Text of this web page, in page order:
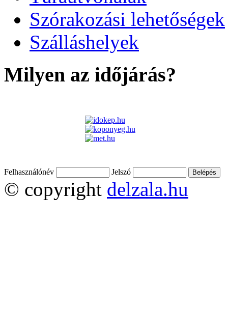
Szórakozási lehetőségek
Szálláshelyek
Milyen az időjárás?
Felhasználónév Jelszó
© copyright delzala.hu